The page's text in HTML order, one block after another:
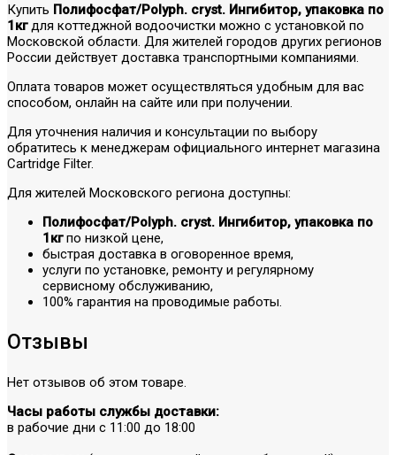
Купить Полифосфат/Polyph. cryst. Ингибитор, упаковка по
1кгдля коттеджной водоочистки можно с установкой по
Московской области. Для жителей городов других регионов
России действует доставка транспортными компаниями.
Оплата товаров может осуществляться удобным для вас
способом, онлайн на сайте или при получении.
Для уточнения наличия и консультации по выбору
обратитесь к менеджерам официального интернет магазина
Cartridge Filter.
Для жителей Московского региона доступны:
Полифосфат/Polyph. cryst. Ингибитор, упаковка по
1кгпо низкой цене,
быстрая доставка в оговоренное время,
услуги по установке, ремонту и регулярному
сервисному обслуживанию,
100% гарантия на проводимые работы.
Отзывы
Нет отзывов об этом товаре.
Часы работы службы доставки:
в рабочие дни с 11:00 до 18:00